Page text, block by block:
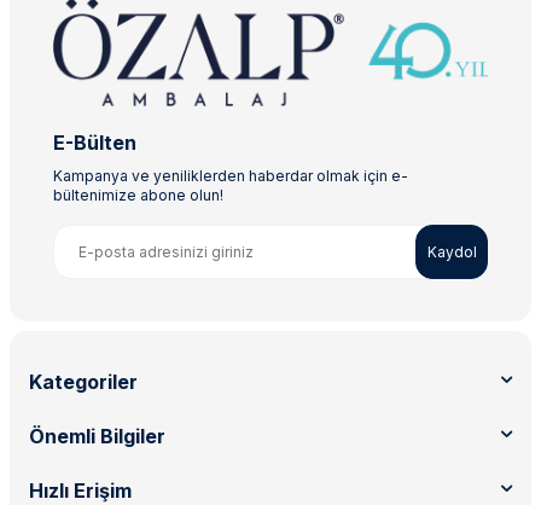
E-Bülten
Kampanya ve yeniliklerden haberdar olmak için e-
bültenimize abone olun!
Kaydol
Kategoriler
Önemli Bilgiler
Hızlı Erişim